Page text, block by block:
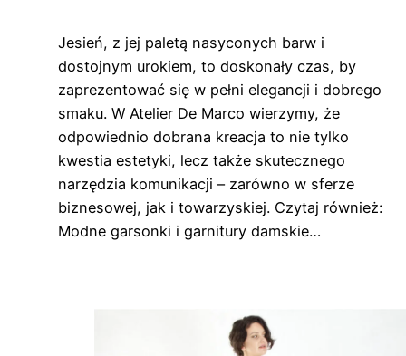
Jesień, z jej paletą nasyconych barw i
dostojnym urokiem, to doskonały czas, by
zaprezentować się w pełni elegancji i dobrego
smaku. W Atelier De Marco wierzymy, że
odpowiednio dobrana kreacja to nie tylko
kwestia estetyki, lecz także skutecznego
narzędzia komunikacji – zarówno w sferze
biznesowej, jak i towarzyskiej. Czytaj również:
Modne garsonki i garnitury damskie…